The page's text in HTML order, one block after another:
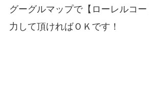
グーグルマップで【ローレルコ
力して頂ければＯＫです！